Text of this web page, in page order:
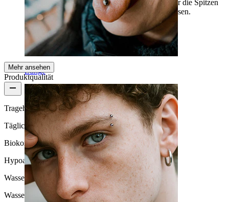
Zunge
Sehr bequem, leicht zu reinigende Piercing, aber die Spitzen
des Sterns werden dein Ohr beim Schlafen pieksen.
Anne Verifizierter Kauf
AI-Übersetzung Original anzeigen
Mehr ansehen
Produktqualität
Tragehäufigkeit
Tägliches Tragen
Biokompatibilität
Hypoallergen
Wasserbeständigkeit
Wasserfest